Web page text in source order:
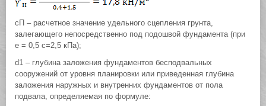
сП – расчетное значение удельного сцепления грунта,
залегающего непосредственно под подошвой фундамента (при
е = 0,5 с=2,5 кПа);
d1 – глубина заложения фундаментов бесподвальных
сооружений от уровня планировки или приведенная глубина
заложения наружных и внутренних фундаментов от пола
подвала, определяемая по формуле: